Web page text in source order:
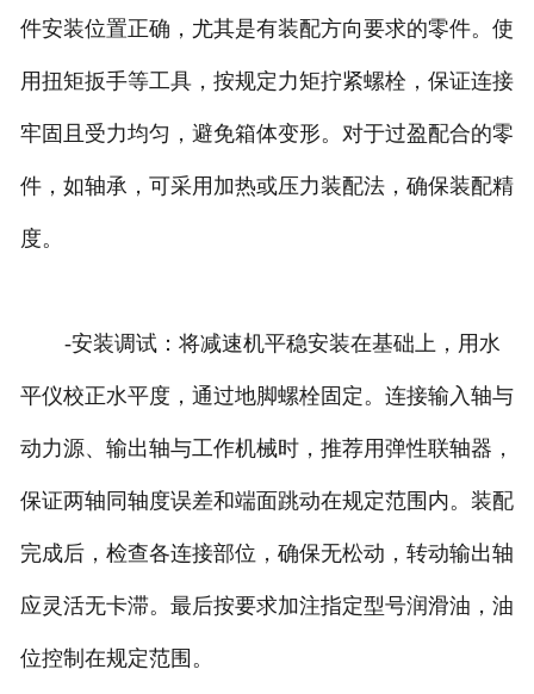
件安装位置正确，尤其是有装配方向要求的零件。使
用扭矩扳手等工具，按规定力矩拧紧螺栓，保证连接
牢固且受力均匀，避免箱体变形。对于过盈配合的零
件，如轴承，可采用加热或压力装配法，确保装配精
度。
-安装调试：将减速机平稳安装在基础上，用水
平仪校正水平度，通过地脚螺栓固定。连接输入轴与
动力源、输出轴与工作机械时，推荐用弹性联轴器，
保证两轴同轴度误差和端面跳动在规定范围内。装配
完成后，检查各连接部位，确保无松动，转动输出轴
应灵活无卡滞。最后按要求加注指定型号润滑油，油
位控制在规定范围。